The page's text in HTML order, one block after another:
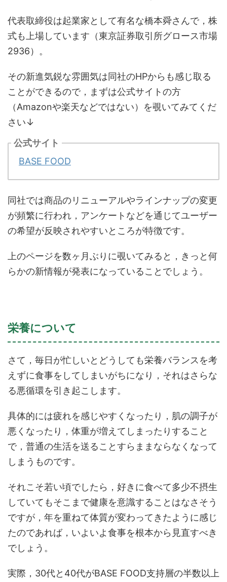
代表取締役は起業家として有名な橋本舜さんで，株
式も上場しています（東京証券取引所グロース市場
2936）。
その新進気鋭な雰囲気は同社のHPからも感じ取る
ことができるので，まずは公式サイトの方
（Amazonや楽天などではない）を覗いてみてくだ
さい↓
公式サイト
BASE FOOD
同社では商品のリニューアルやラインナップの変更
が頻繁に行われ，アンケートなどを通じてユーザー
の希望が反映されやすいところが特徴です。
上のページを数ヶ月ぶりに覗いてみると，きっと何
らかの新情報が発表になっていることでしょう。
栄養について
さて，毎日が忙しいとどうしても栄養バランスを考
えずに食事をしてしまいがちになり，それはさらな
る悪循環を引き起こします。
具体的には疲れを感じやすくなったり，肌の調子が
悪くなったり，体重が増えてしまったりすること
で，普通の生活を送ることすらままならなくなって
しまうものです。
それこそ若い頃でしたら，好きに食べて多少不摂生
していてもそこまで健康を意識することはなさそう
ですが，年を重ねて体質が変わってきたように感じ
たのであれば，いよいよ食事を根本から見直すべき
でしょう。
実際，30代と40代がBASE FOOD支持層の半数以上